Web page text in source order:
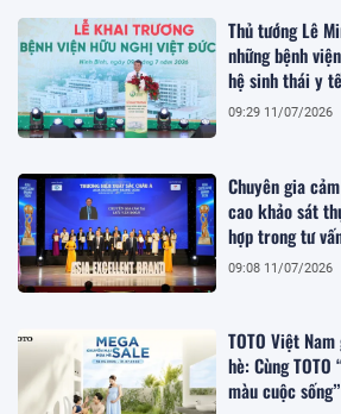
Thủ tướng Lê
những bệnh
hệ sinh thái y
09:29 11/07/2026
Chuyên gia
cao khảo sát
hợp trong tư
09:08 11/07/2026
TOTO Việt
hè: Cùng
màu cuộc